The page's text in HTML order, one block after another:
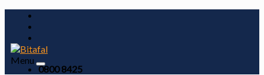
0800 8425
Menu